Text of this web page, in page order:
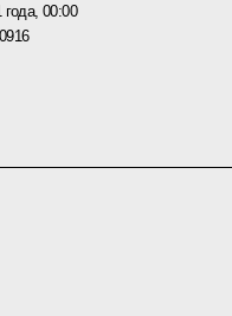
00:00